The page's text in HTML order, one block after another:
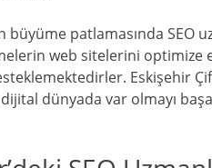
büyüme patlamasında SEO
web sitelerini optimize
Eskişehir
dünyada var olmayı